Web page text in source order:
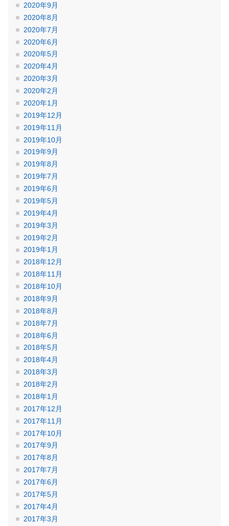
2020年9月
2020年8月
2020年7月
2020年6月
2020年5月
2020年4月
2020年3月
2020年2月
2020年1月
2019年12月
2019年11月
2019年10月
2019年9月
2019年8月
2019年7月
2019年6月
2019年5月
2019年4月
2019年3月
2019年2月
2019年1月
2018年12月
2018年11月
2018年10月
2018年9月
2018年8月
2018年7月
2018年6月
2018年5月
2018年4月
2018年3月
2018年2月
2018年1月
2017年12月
2017年11月
2017年10月
2017年9月
2017年8月
2017年7月
2017年6月
2017年5月
2017年4月
2017年3月